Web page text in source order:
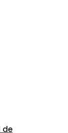
de